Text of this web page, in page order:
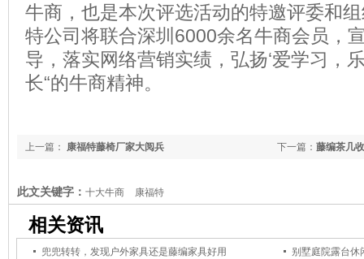
牛商，也是本次评选活动的特邀评委和
特公司将联合深圳6000余名牛商会员，
导，落实网络营销实绩，弘扬‘爱学习，
长“的牛商精神。
下一篇： 藤编茶几
上一篇： 康福特藤椅厂家大阅兵
此文关键字： 十大牛商 康福特
相关资讯
兜兜转转，发现户外家具还是藤编家具好用
别墅庭院露台休